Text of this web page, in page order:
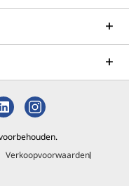
Verkoopvoorwaarden